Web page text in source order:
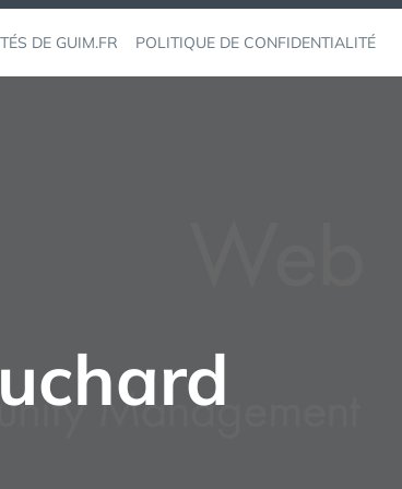
DE GUIM.FR POLITIQUE DE CONFIDENTIALITÉ